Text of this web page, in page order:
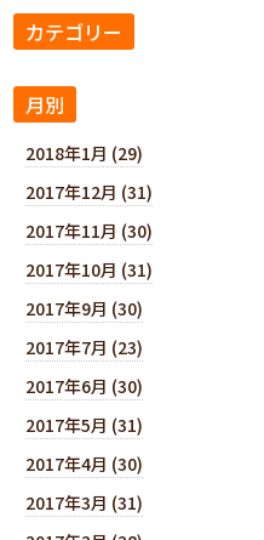
カテゴリー
月別
2018年1月 (29)
2017年12月 (31)
2017年11月 (30)
2017年10月 (31)
2017年9月 (30)
2017年7月 (23)
2017年6月 (30)
2017年5月 (31)
2017年4月 (30)
2017年3月 (31)